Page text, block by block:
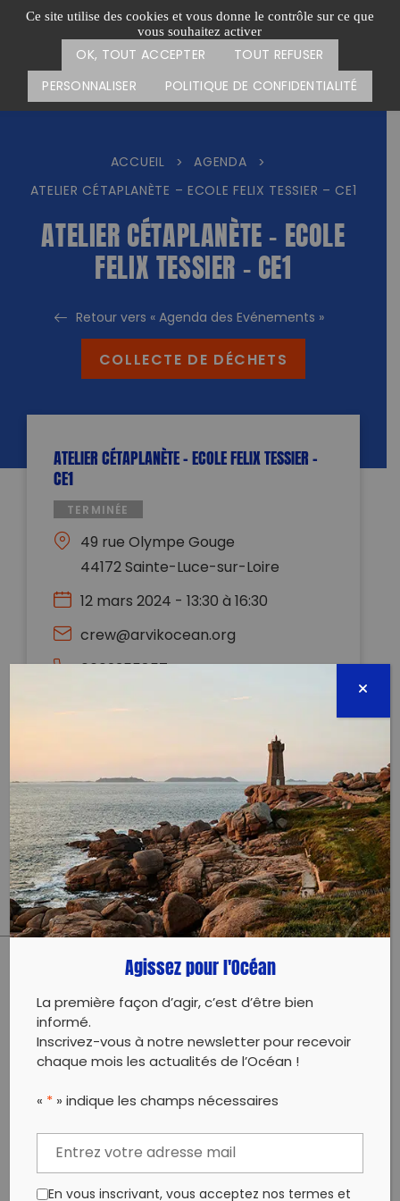
Ce site utilise des cookies et vous donne le contrôle sur ce que
vous souhaitez activer
OK, TOUT ACCEPTER
TOUT REFUSER
PERSONNALISER
POLITIQUE DE CONFIDENTIALITÉ
Passer
Menu
CARTE DES ACTIONS FAIRE UN DON
ACCUEIL > AGENDA
>
ATELIER CÉTAPLANÈTE – ECOLE FELIX TESSIER – CE1
ATELIER CÉTAPLANÈTE – ECOLE
FELIX TESSIER – CE1
Retour vers « Agenda des Evénements »
COLLECTE DE DÉCHETS
ATELIER CÉTAPLANÈTE – ECOLE FELIX TESSIER –
CE1
TERMINÉE
49 rue Olympe Gouge
44172 Sainte-Luce-sur-Loire
12 mars 2024 - 13:30 à 16:30
crew@arvikocean.org
0602355857
Évènement proposé par :
Intervention scolaire : atelier de 3h de découverte
des cétacés et de la baleine à bosse puis
sensibilisation à la pollution plastique.
PARTAGER CET ARTICLE:
Partager sur Facebook
Partager sur
Copy to clipboard
Agissez pour l'Océan
La première façon d’agir, c’est d’être bien
informé.
Inscrivez-vous à notre newsletter pour recevoir
chaque mois les actualités de l’Océan !
« * » indique les champs nécessaires
En vous inscrivant, vous acceptez nos termes et